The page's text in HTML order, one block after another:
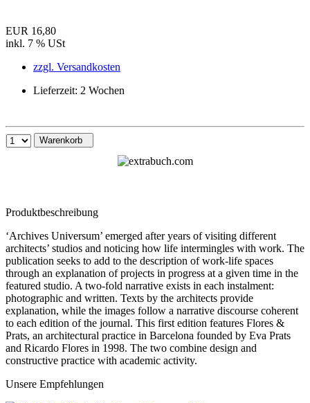
EUR 16,80
inkl. 7 % USt
zzgl. Versandkosten
Lieferzeit: 2 Wochen
Warenkorb
Produktbeschreibung
‘Archives Universum’ emerged after years of visiting different
architects’ studios and noticing how life intermingles with work. The
publication seeks to add to the description of work-life spaces
through an explanation of projects in progress at a given time in the
featured studio. A two-fold narrative exists in each instalment:
photographic and written. Texts by the architects provide
explanation, while the images follow a narrative discourse coherent
to each edition of the journal. This first edition features Flores &
Prats, an architectural practice in Barcelona founded by Eva Prats
and Ricardo Flores in 1998. The two combine design and
constructive practice with academic activity.
Unsere Empfehlungen